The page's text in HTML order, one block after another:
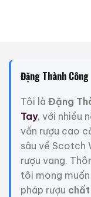
thống của rượu
trưng của nó
Premium
Personalized là
cá nhân hoá.
tên lên nhãn
Nhà nhập khẩu:
Đặng Thành Công
Tôi là Đặng
Tay, với nhiều
vấn rượu cao
sâu về Scotch
rượu vang.
tôi mong
pháp rượu